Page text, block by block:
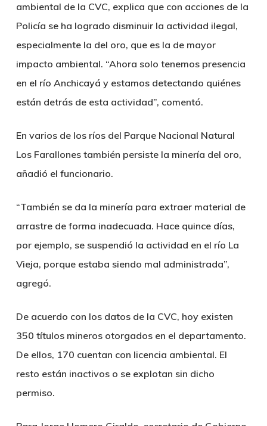
ambiental de la CVC, explica que con acciones de la
Policía se ha logrado disminuir la actividad ilegal,
especialmente la del oro, que es la de mayor
impacto ambiental. “Ahora solo tenemos presencia
en el río Anchicayá y estamos detectando quiénes
están detrás de esta actividad”, comentó.
En varios de los ríos del Parque Nacional Natural
Los Farallones también persiste la minería del oro,
añadió el funcionario.
“También se da la minería para extraer material de
arrastre de forma inadecuada. Hace quince días,
por ejemplo, se suspendió la actividad en el río La
Vieja, porque estaba siendo mal administrada”,
agregó.
De acuerdo con los datos de la CVC, hoy existen
350 títulos mineros otorgados en el departamento.
De ellos, 170 cuentan con licencia ambiental. El
resto están inactivos o se explotan sin dicho
permiso.